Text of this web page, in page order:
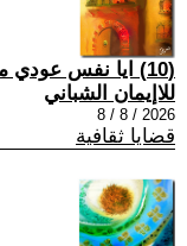
(10) ايا نفس عودي من كتاب(انثى من زمن آخر)
للاإيمان الشباني
2026 / 8 / 8
قضايا ثقافية